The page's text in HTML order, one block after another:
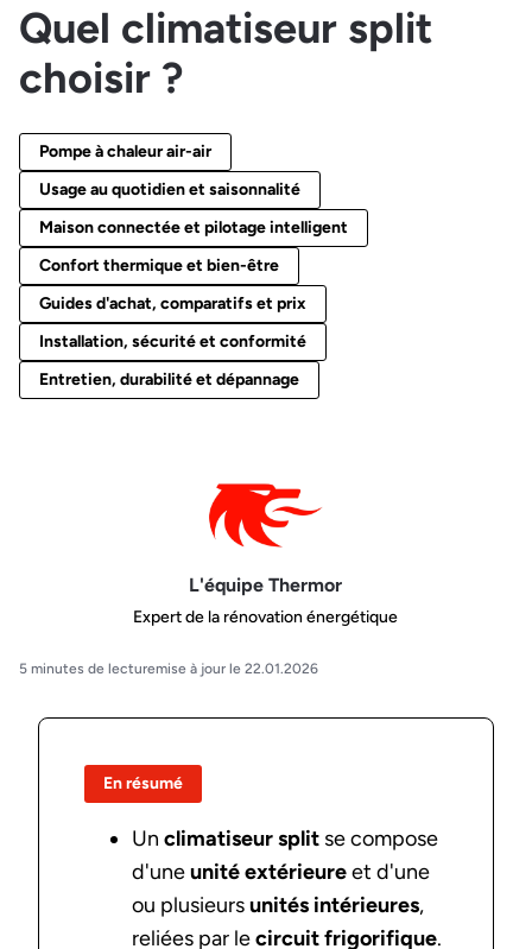
Quel climatiseur split
choisir ?
Pompe à chaleur air-air
Usage au quotidien et saisonnalité
Maison connectée et pilotage intelligent
Confort thermique et bien-être
Guides d'achat, comparatifs et prix
Installation, sécurité et conformité
Entretien, durabilité et dépannage
L'équipe Thermor
Expert de la rénovation énergétique
5 minutes de lecturemise à jour le 22.01.2026
En résumé
Unclimatiseur split se compose
d'uneunité extérieureet d'une
ou plusieursunités intérieures,
reliées par lecircuitfrigorifique.